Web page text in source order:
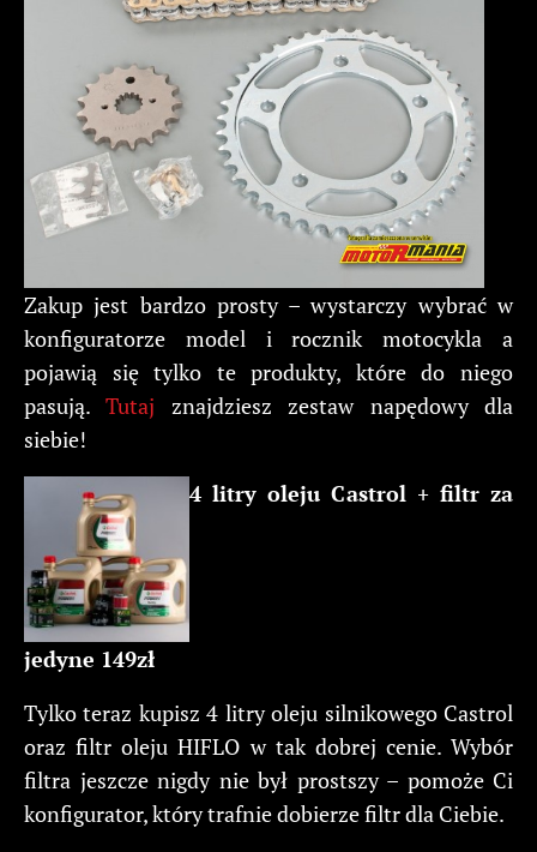
Zakup jest bardzo prosty – wystarczy wybrać w
konfiguratorze model i rocznik motocykla a
pojawią się tylko te produkty, które do niego
pasują.Tutaj znajdziesz zestaw napędowy dla
siebie!
4 litry oleju Castrol + filtr za
jedyne 149zł
Tylko teraz kupisz 4 litry oleju silnikowego Castrol
oraz filtr oleju HIFLO w tak dobrej cenie. Wybór
filtra jeszcze nigdy nie był prostszy – pomoże Ci
konfigurator, który trafnie dobierze filtr dla Ciebie.